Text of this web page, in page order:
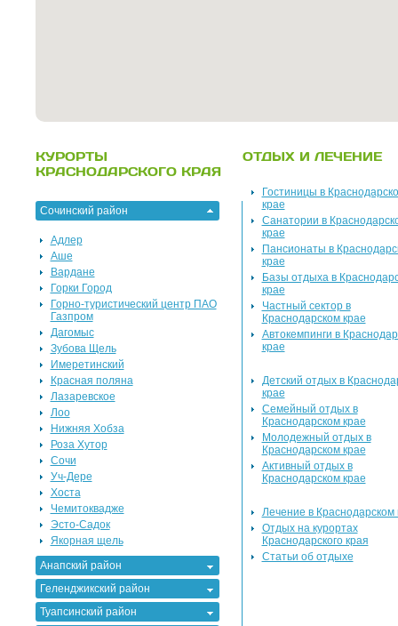
КУРОРТЫ
КРАСНОДАРСКОГО КРАЯ
Сочинский район
Адлер
Аше
Вардане
Горки Город
Горно-туристический центр ПАО
Газпром
Дагомыс
Зубова Щель
Имеретинский
Красная поляна
Лазаревское
Лоо
Нижняя Хобза
Роза Хутор
Сочи
Уч-Дере
Хоста
Чемитоквадже
Эсто-Садок
Якорная щель
Анапский район
Геленджикский район
Туапсинский район
ОТДЫХ И ЛЕЧЕНИЕ
Гостиницы в
крае
Санатории в
крае
Пансионаты в
крае
Базы отдыха в
крае
Частный сектор в
Краснодарском крае
Автокемпинги в
крае
Детский отдых в
крае
Семейный отдых в
Краснодарском крае
Молодежный отдых в
Краснодарском крае
Активный отдых в
Краснодарском крае
Лечение в Краснодарском
Отдых на курортах
Краснодарского края
Статьи об отдыхе